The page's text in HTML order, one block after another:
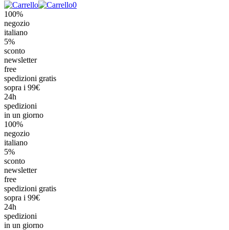
0
100%
negozio
italiano
5%
sconto
newsletter
free
spedizioni gratis
sopra i 99€
24h
spedizioni
in un giorno
100%
negozio
italiano
5%
sconto
newsletter
free
spedizioni gratis
sopra i 99€
24h
spedizioni
in un giorno